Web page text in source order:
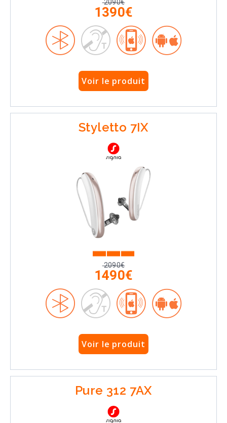
2090€
1390€
Voir le produit
Styletto 7IX
2090€
1490€
Voir le produit
Pure 312 7AX